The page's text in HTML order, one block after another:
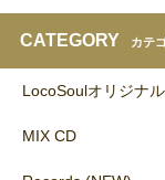
CATEGORY カテ
LocoSoulオリジナ
MIX CD